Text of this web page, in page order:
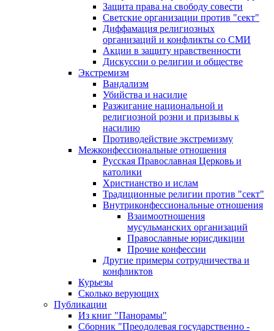
Защита права на свободу совести
Светские организации против "сект"
Диффамация религиозных
организаций и конфликты со СМИ
Акции в защиту нравственности
Дискуссии о религии и обществе
Экстремизм
Вандализм
Убийства и насилие
Разжигание национальной и
религиозной розни и призывы к
насилию
Противодействие экстремизму
Межконфессиональные отношения
Русская Православная Церковь и
католики
Христианство и ислам
Традиционные религии против "сект"
Внутриконфессиональные отношения
Взаимоотношения
мусульманских организаций
Православные юрисдикции
Прочие конфессии
Другие примеры сотрудничества и
конфликтов
Курьезы
Сколько верующих
Публикации
Из книг "Панорамы"
Сборник "Преодолевая государственно -